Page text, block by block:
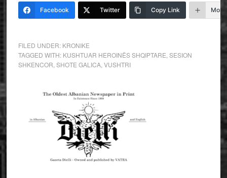
Facebook Twitter Copy Link More
FILED UNDER: KRONIKE
TAGGED WITH: KUSHTUAR HEROINËS SHQIPTARE SESION
SHKENCOR SHOTE GALICA, VUSHTRI